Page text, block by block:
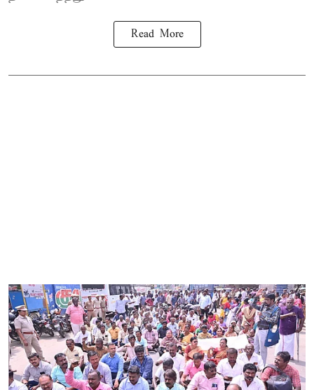
Read More